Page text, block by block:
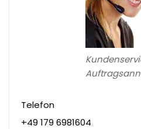
Telefon
+49 179 6981604